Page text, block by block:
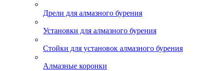
Дрели для алмазного бурения
Установки для алмазного бурения
Стойки для установок алмазного бурения
Алмазные коронки